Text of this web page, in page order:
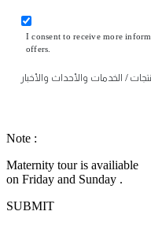
I consent to receive more
offers.
/ الخدمات والأحداث والأخبار
Note :
Maternity tour is availiable
on Friday and Sunday .
SUBMIT